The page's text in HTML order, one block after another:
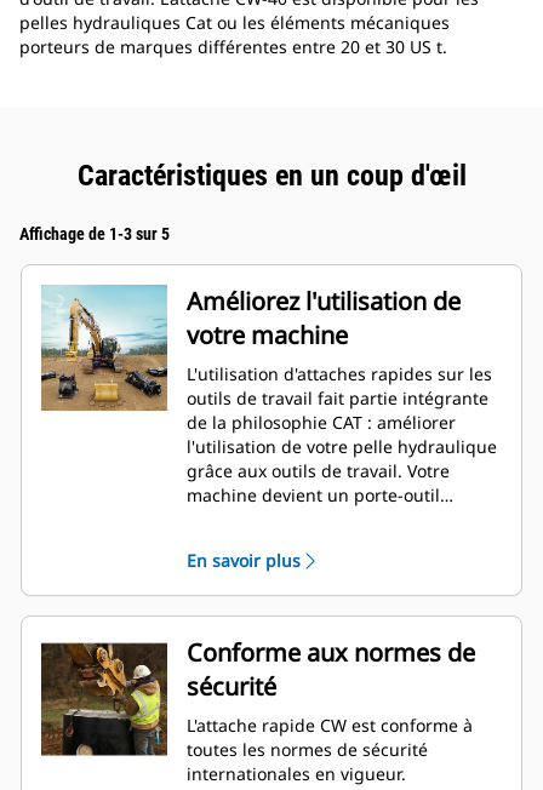
pelles hydrauliques Cat ou les éléments mécaniques
porteurs de marques différentes entre 20 et 30 US t.
Caractéristiques en un coup d'œil
Affichage de 1-3 sur 5
Améliorez l'utilisation de
votre machine
L'utilisation d'attaches rapides sur les
outils de travail fait partie intégrante
de la philosophie CAT : améliorer
l'utilisation de votre pelle hydraulique
grâce aux outils de travail. Votre
machine devient un porte-outil
avec plus de 50 000 unités vendues au
cours des 40 dernières années.
Compatible avec différentes classes
de machines, elle peut être utilisée
sur pas moins de 700 machines
différentes, de marque Cat ou autre.
En savoir plus
Conforme aux normes de
sécurité
L'attache rapide CW est conforme à
toutes les normes de sécurité
internationales en vigueur.